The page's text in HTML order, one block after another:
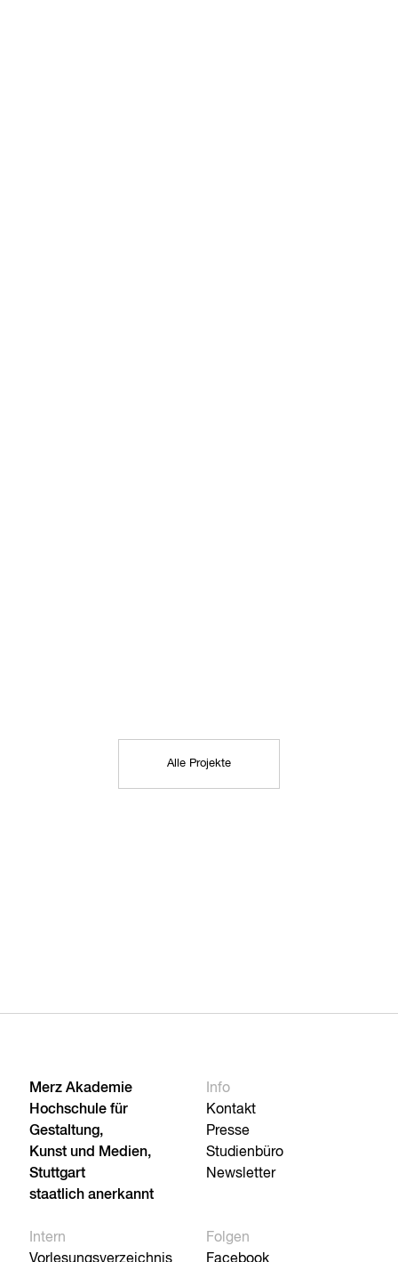
Alle Projekte
Merz Akademie
Hochschule für
Gestaltung,
Kunst und Medien,
Stuttgart
staatlich anerkannt
Info
Kontakt
Presse
Studienbüro
Newsletter
Intern
Folgen